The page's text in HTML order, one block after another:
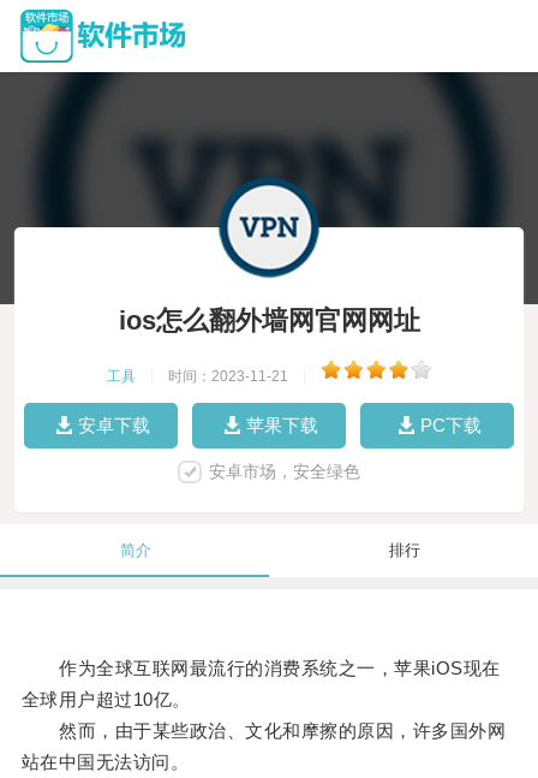
ios怎么翻外墙网官网网址
工具 时间：2023-11-21
安卓下载 苹果下载 PC下载
安卓市场，安全绿色
简介 排行
作为全球互联网最流行的消费系统之一，苹果iOS现在
全球用户超过10亿。
然而，由于某些政治、文化和摩擦的原因，许多国外网
站在中国无法访问。